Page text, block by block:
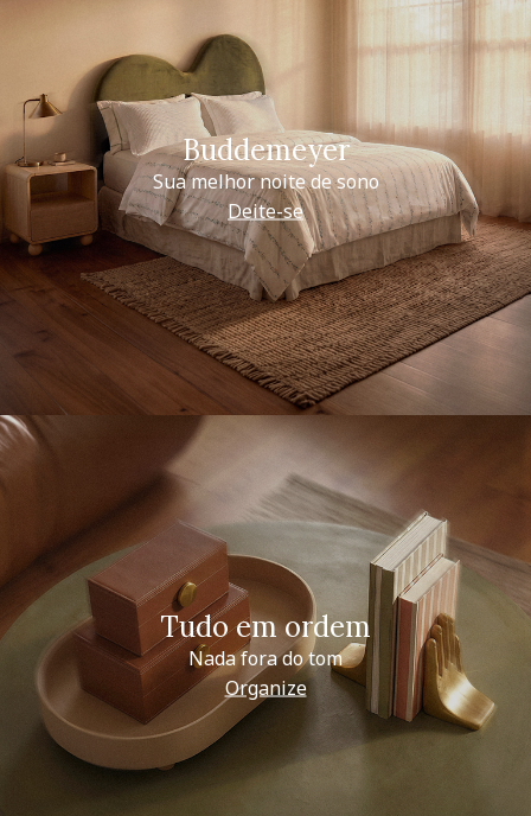
Buddemeyer
Sua melhor noite de sono
Deite-se
Tudo em ordem
Nada fora do tom
Organize